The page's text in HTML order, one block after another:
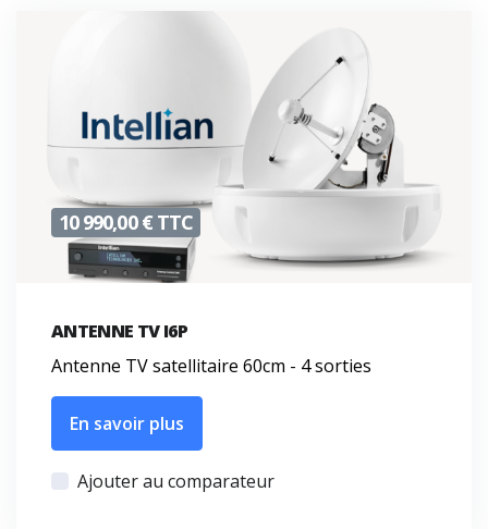
10 990,00 € TTC
ANTENNE TV I6P
Antenne TV satellitaire 60cm - 4 sorties
En savoir plus
Ajouter au comparateur